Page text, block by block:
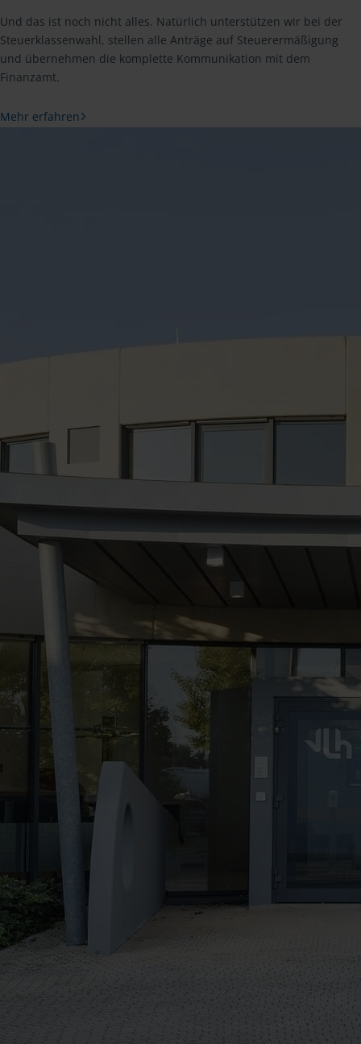
Und das ist noch nicht alles. Natürlich unterstützen wir bei der
Steuerklassenwahl, stellen alle Anträge auf Steuerermäßigung
und übernehmen die komplette Kommunikation mit dem
Finanzamt.
Mehr erfahren